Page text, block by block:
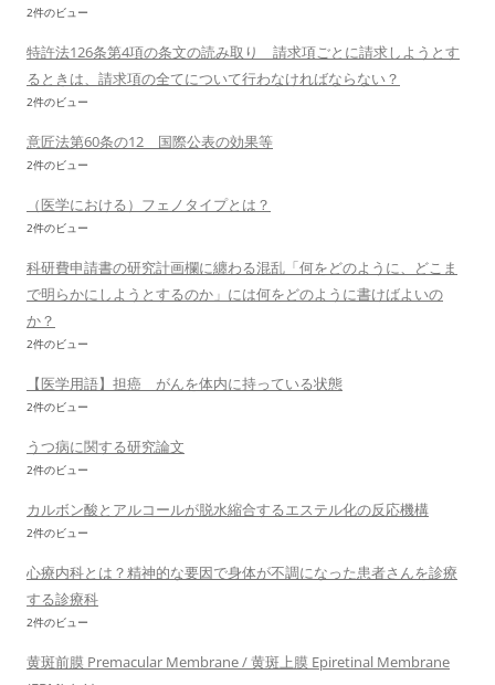
2件のビュー
特許法126条第4項の条文の読み取り 請求項ごとに請求しようとす
るときは、請求項の全てについて行わなければならない？
2件のビュー
意匠法第60条の12 国際公表の効果等
2件のビュー
（医学における）フェノタイプとは？
2件のビュー
科研費申請書の研究計画欄に纏わる混乱「何をどのように、どこま
で明らかにしようとするのか」には何をどのように書けばよいの
か？
2件のビュー
【医学用語】担癌 がんを体内に持っている状態
2件のビュー
うつ病に関する研究論文
2件のビュー
カルボン酸とアルコールが脱水縮合するエステル化の反応機構
2件のビュー
心療内科とは？精神的な要因で身体が不調になった患者さんを診療
する診療科
2件のビュー
黄斑前膜 Premacular Membrane / 黄斑上膜 Epiretinal Membrane